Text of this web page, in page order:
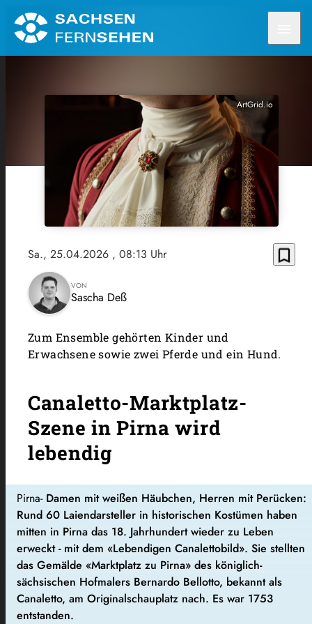
ArtGrid.io
Sa., 25.04.2026 , 08:13 Uhr bookmark_border
VON
Sascha Deß
Zum Ensemble gehörten Kinder und
Erwachsene sowie zwei Pferde und ein Hund.
Canaletto-Marktplatz-
Szene in Pirna wird
lebendig
Pirna- Damen mit weißen Häubchen, Herren mit Perücken:
Rund 60 Laiendarsteller in historischen Kostümen haben
mitten in Pirna das 18. Jahrhundert wieder zu Leben
erweckt - mit dem «Lebendigen Canalettobild». Sie stellten
das Gemälde «Marktplatz zu Pirna» des königlich-
sächsischen Hofmalers Bernardo Bellotto, bekannt als
Canaletto, am Originalschauplatz nach. Es war 1753
entstanden.